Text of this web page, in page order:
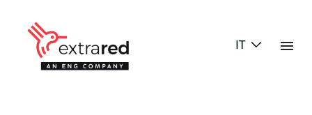
menu